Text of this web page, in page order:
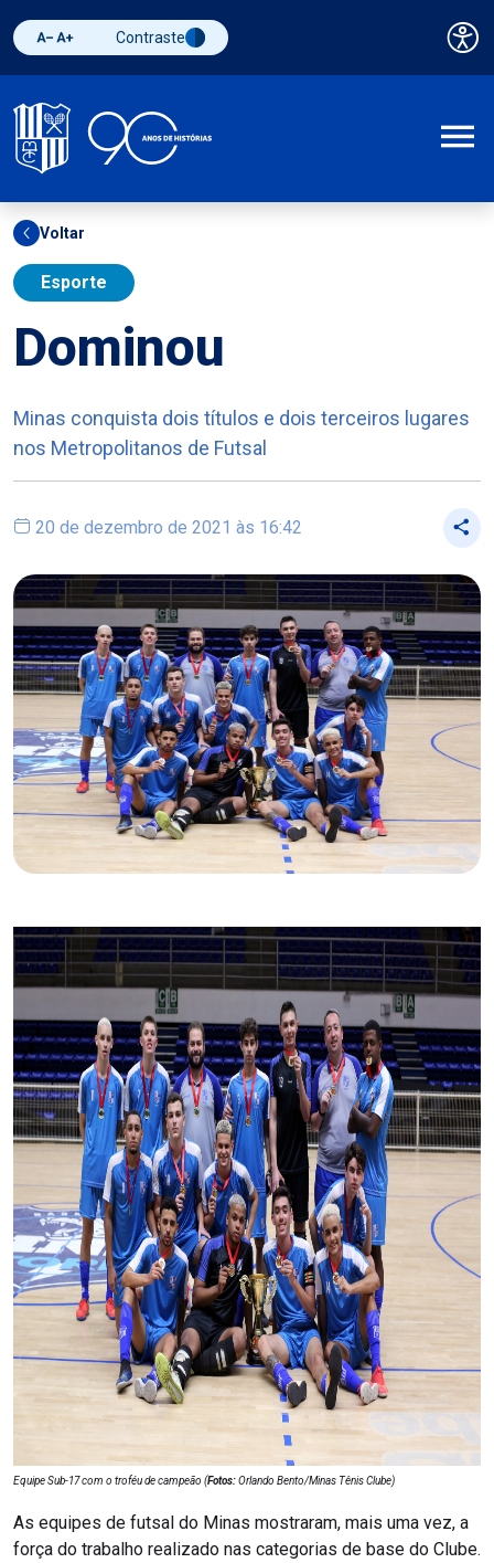
Diminuir fonte
Aumentar fonteAlternar contraste
Contraste
Voltar
Esporte
Dominou
Minas conquista dois títulos e dois terceiros lugares
nos Metropolitanos de Futsal
20 de dezembro de 2021 às 16:42
Equipe Sub-17 com o troféu de campeão (Fotos:Orlando Bento/Minas Tênis Clube)
As equipes de futsal do Minas mostraram, mais uma vez, a
força do trabalho realizado nas categorias de base do Clube.